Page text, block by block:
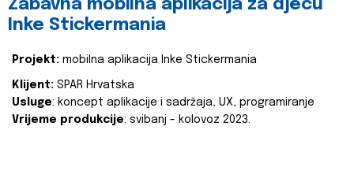
Zabavna mobilna aplikacija za djecu
Inke Stickermania
Projekt: mobilna aplikacija Inke Stickermania
Klijent: SPAR Hrvatska
Usluge: koncept aplikacije i sadržaja, UX, programiranje
Vrijeme produkcije: svibanj - kolovoz 2023.